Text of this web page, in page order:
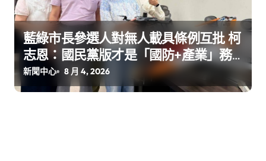
藍綠市長參選人對無人載具條例互批 柯
志恩：國民黨版才是「國防+產業」務
實版
新聞中心 8 月 4, 2026